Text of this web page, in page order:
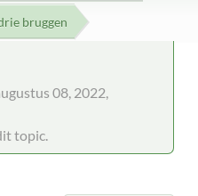
bruggen
08, 2022,
topic.